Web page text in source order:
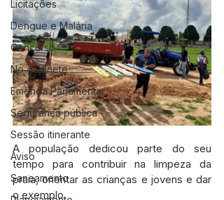
Licitações
Dengue e Malária
Concurso
No gabinete
Emenda Parlamentar
Segurança pública
Sessão itinerante
Aviso
Saneamento
A população dedicou parte do seu
tempo para contribuir na limpeza da
praia, orientar as crianças e jovens e dar
o exemplo.